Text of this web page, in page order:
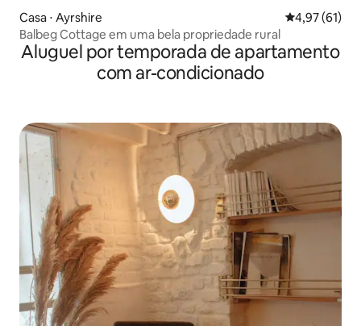
Casa ⋅ Ayrshire 4,97 de uma
4,97 (61)
Balbeg Cottage em uma bela propriedade rural
Aluguel por temporada de apartamento
com ar-condicionado